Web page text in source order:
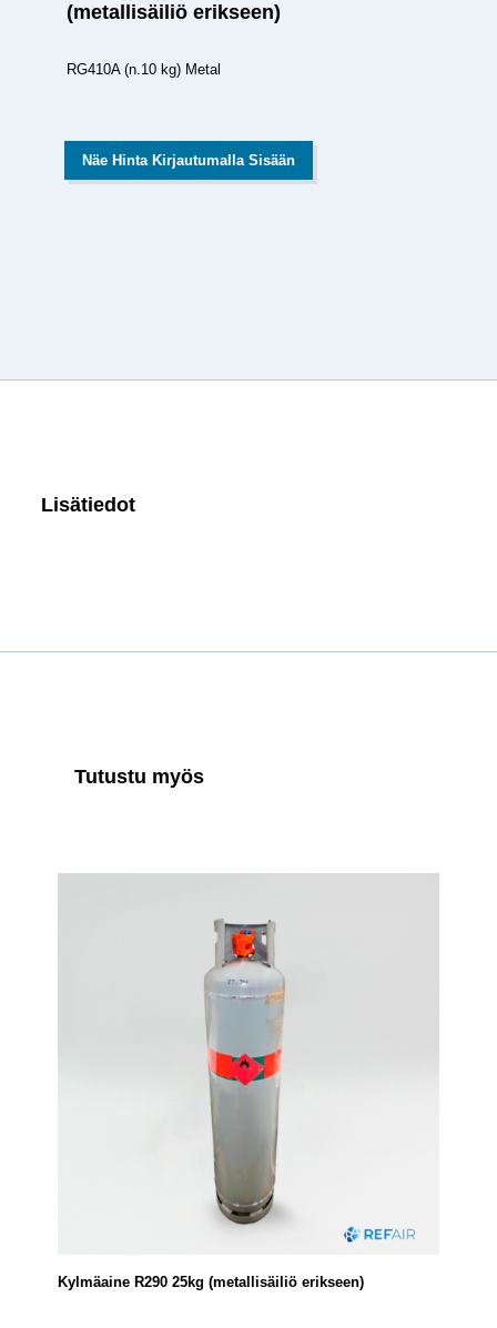
(metallisäiliö erikseen)
RG410A (n.10 kg) Metal
Näe Hinta Kirjautumalla Sisään
Lisätiedot
Tutustu myös
Kylmäaine R290 25kg (metallisäiliö erikseen)